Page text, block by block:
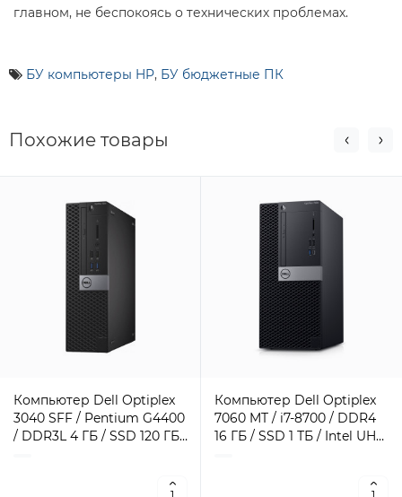
главном, не беспокоясь о технических проблемах.
БУ компьютеры HP, БУ бюджетные ПК
Похожие товары
Компьютер Dell Optiplex
3040 SFF / Pentium G4400
/ DDR3L 4 ГБ / SSD 120 ГБ /
Компьютер Dell Optiplex
7060 MT / i7-8700 / DDR4
16 ГБ / SSD 1 ТБ / Intel UHD